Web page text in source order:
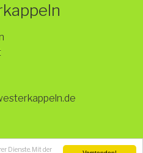
Dienste. Mit der
.de
Klimaschutzmanagement